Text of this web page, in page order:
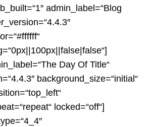
admin_label=“Blog
Day Of Title“
background_size=“initial“
locked=“off“]